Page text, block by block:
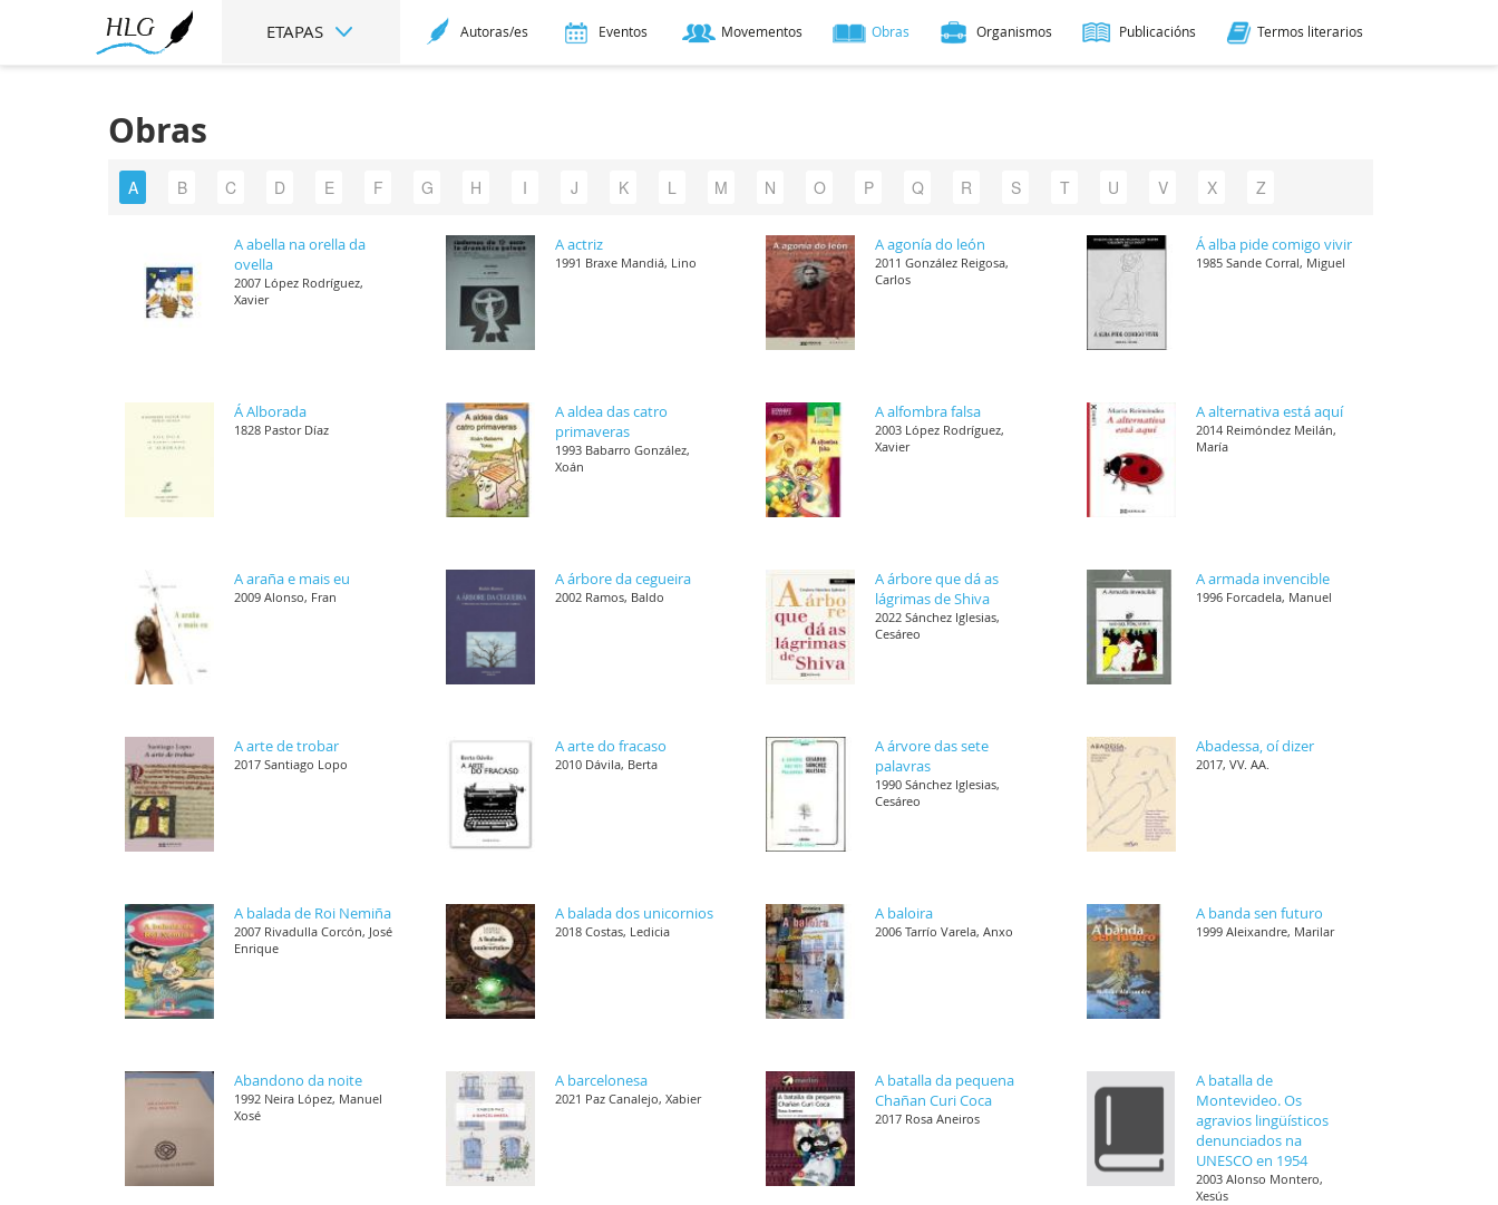
ETAPAS Autoras/es Eventos Movementos Obras Organismos Publicacións Termos literarios
Obras
A B C D E F G H I J K L M N O P Q R S T U V X Z
A abella na orella da
ovella
2007 López Rodríguez,
Xavier
A actriz
1991 Braxe Mandiá, Lino
A agonía do león
2011 González Reigosa,
Carlos
Á alba pide comigo vivir
1985 Sande Corral, Miguel
Á Alborada
1828 Pastor Díaz
A aldea das catro
primaveras
1993 Babarro González,
Xoán
A alfombra falsa
2003 López Rodríguez,
Xavier
A alternativa está aquí
2014 Reimóndez Meilán,
María
A araña e mais eu
2009 Alonso, Fran
A árbore da cegueira
2002 Ramos, Baldo
A árbore que dá as
lágrimas de Shiva
2022 Sánchez Iglesias,
Cesáreo
A armada invencible
1996 Forcadela, Manuel
A arte de trobar
2017 Santiago Lopo
A arte do fracaso
2010 Dávila, Berta
A árvore das sete
palavras
1990 Sánchez Iglesias,
Cesáreo
Abadessa, oí dizer
2017, VV. AA.
A balada de Roi Nemiña
2007 Rivadulla Corcón, José
Enrique
A balada dos unicornios
2018 Costas, Ledicia
A baloira
2006 Tarrío Varela, Anxo
A banda sen futuro
1999 Aleixandre, Marilar
Abandono da noite
1992 Neira López, Manuel
Xosé
A barcelonesa
2021 Paz Canalejo, Xabier
A batalla da pequena
Chañan Curi Coca
2017 Rosa Aneiros
A batalla de
Montevideo. Os
agravios lingüísticos
denunciados na
UNESCO en 1954
2003 Alonso Montero,
Xesús